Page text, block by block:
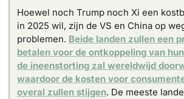
Hoewel noch Trump noch Xi een
in 2025 wil, zijn de VS en China op
problemen. Beide landen zullen een
betalen voor de ontkoppeling van
de ineenstorting zal wereldwijd
waardoor de kosten voor
overal zullen stijgen. De meeste